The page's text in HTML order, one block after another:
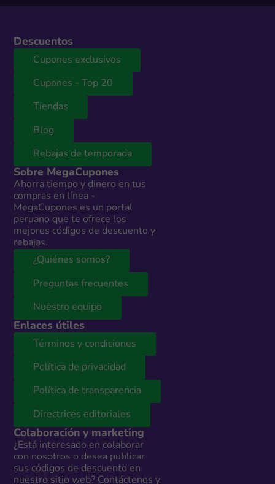
Descuentos
Cupones exclusivos
Cupones - Top 20
Tiendas
Blog
Rebajas de temporada
Sobre MegaCupones
Ahorra tiempo y dinero en tus
compras en línea -
MegaCupones es un portal
peruano que te ofrece los
mejores códigos de descuento y
rebajas.
¿Quiénes somos?
Preguntas frecuentes
Nuestro equipo
Enlaces útiles
Términos y condiciones
Política de privacidad
Política de transparencia
Directrices editoriales
Colaboración y marketing
¿Está interesado en colaborar
con nosotros o desea publicar
sus códigos de descuento en
nuestro sitio web? Contáctenos y